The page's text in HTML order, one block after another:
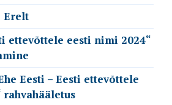
Erelt
ettevõttele eesti nimi 2024“
Eesti – Eesti ettevõttele